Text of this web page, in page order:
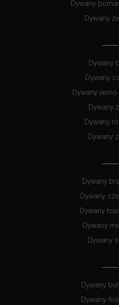
Dywany
Dywany
Dywany
Dywany
Dywany
Dywany
Dywany
Dywany
Dywany
Dywany
Dywany
Dywany
Dywany
Dywany
Dywany